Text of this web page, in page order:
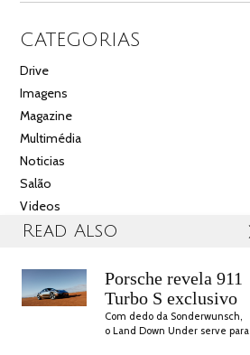
CATEGORIAS
Drive
Imagens
Magazine
Multimédia
Noticias
Salão
Videos
Read Also
Porsche revela 911
Turbo S exclusivo
Com dedo da Sonderwunsch,
o Land Down Under serve para